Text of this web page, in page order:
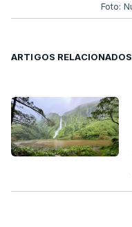
Foto:
ARTIGOS RELACIONADOS